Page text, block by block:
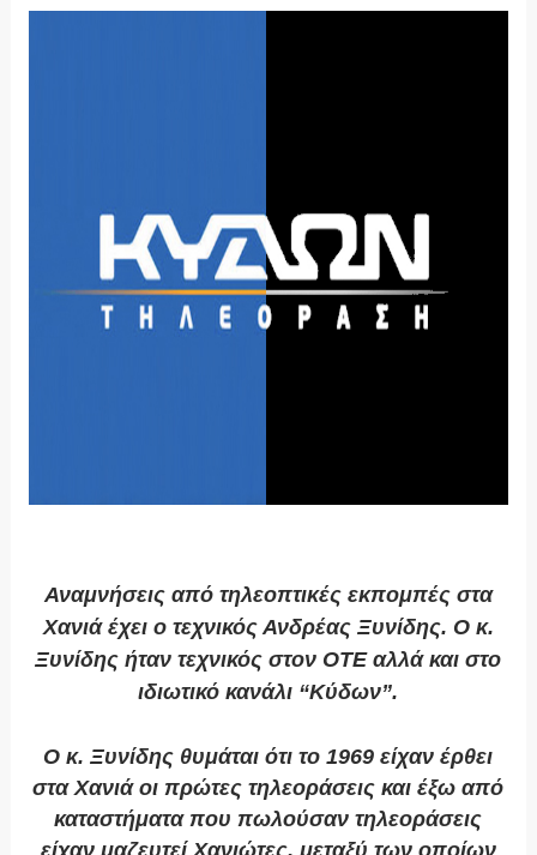
Αναμνήσεις από τηλεοπτικές εκπομπές στα
Χανιά έχει ο τεχνικός Ανδρέας Ξυνίδης. Ο κ.
Ξυνίδης ήταν τεχνικός στον ΟΤΕ αλλά και στο
ιδιωτικό κανάλι “Κύδων”.
Ο κ. Ξυνίδης θυμάται ότι το 1969 είχαν έρθει
στα Χανιά οι πρώτες τηλεοράσεις και έξω από
καταστήματα που πωλούσαν τηλεοράσεις